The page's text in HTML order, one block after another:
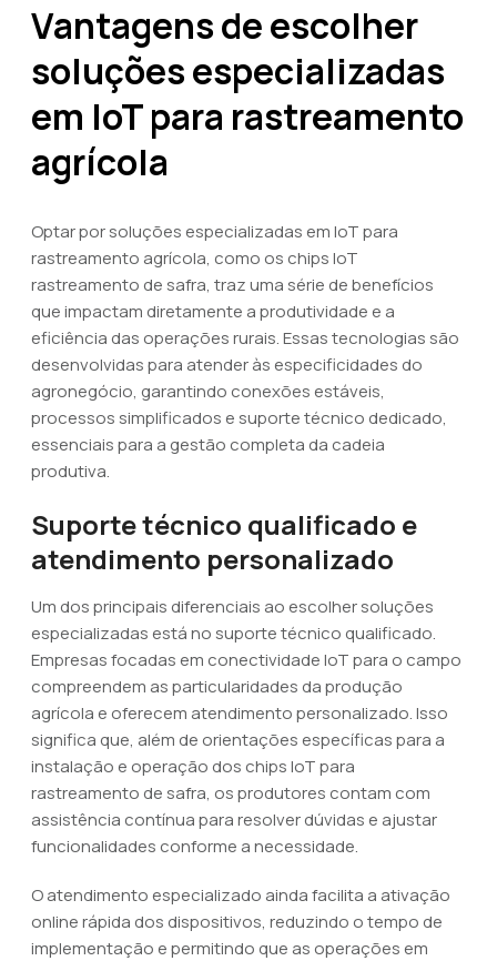
Vantagens de escolher
soluções especializadas
em IoT para rastreamento
agrícola
Optar por soluções especializadas em IoT para
rastreamento agrícola, como os chips IoT
rastreamento de safra, traz uma série de benefícios
que impactam diretamente a produtividade e a
eficiência das operações rurais. Essas tecnologias são
desenvolvidas para atender às especificidades do
agronegócio, garantindo conexões estáveis,
processos simplificados e suporte técnico dedicado,
essenciais para a gestão completa da cadeia
produtiva.
Suporte técnico qualificado e
atendimento personalizado
Um dos principais diferenciais ao escolher soluções
especializadas está no suporte técnico qualificado.
Empresas focadas em conectividade IoT para o campo
compreendem as particularidades da produção
agrícola e oferecem atendimento personalizado. Isso
significa que, além de orientações específicas para a
instalação e operação dos chips IoT para
rastreamento de safra, os produtores contam com
assistência contínua para resolver dúvidas e ajustar
funcionalidades conforme a necessidade.
O atendimento especializado ainda facilita a ativação
online rápida dos dispositivos, reduzindo o tempo de
implementação e permitindo que as operações em